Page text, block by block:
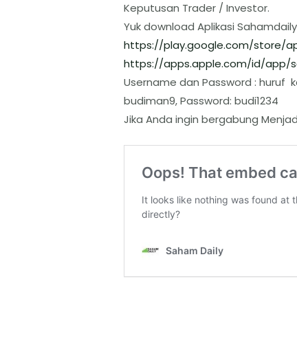
Keputusan Trader / Investor.
Yuk download Aplikasi
https://play.google.com/store/
https://apps.apple.com/id/app/
Username dan Password : huruf
budiman9, Password: budi1234
Jika Anda ingin bergabung